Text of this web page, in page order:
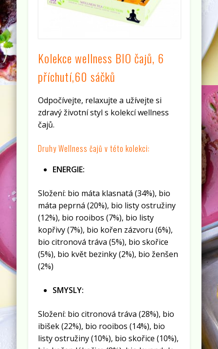
Kolekce wellness BIO čajů, 6
příchutí,60 sáčků
Odpočívejte, relaxujte a užívejte si
zdravý životní styl s kolekcí wellness
čajů.
Druhy Wellness čajů v této kolekci:
ENERGIE:
Složení: bio máta klasnatá (34%), bio
máta peprná (20%), bio listy ostružiny
(12%), bio rooibos (7%), bio listy
kopřivy (7%), bio kořen zázvoru (6%),
bio citronová tráva (5%), bio skořice
(5%), bio květ bezinky (2%), bio ženšen
(2%)
SMYSLY:
Složení: bio citronová tráva (28%), bio
ibišek (22%), bio rooibos (14%), bio
listy ostružiny (10%), bio skořice (10%),